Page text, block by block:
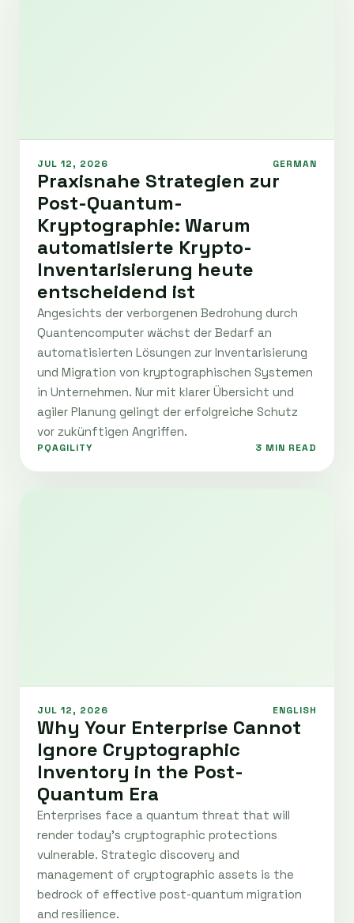
JUL 12, 2026 GERMAN
Praxisnahe Strategien zur
Post-Quantum-
Kryptographie: Warum
automatisierte Krypto-
Inventarisierung heute
entscheidend ist
Angesichts der verborgenen Bedrohung durch
Quantencomputer wächst der Bedarf an
automatisierten Lösungen zur Inventarisierung
und Migration von kryptographischen Systemen
in Unternehmen. Nur mit klarer Übersicht und
agiler Planung gelingt der erfolgreiche Schutz
vor zukünftigen Angriffen.
PQAGILITY 3 MIN READ
JUL 12, 2026 ENGLISH
Why Your Enterprise Cannot
Ignore Cryptographic
Inventory in the Post-
Quantum Era
Enterprises face a quantum threat that will
render today's cryptographic protections
vulnerable. Strategic discovery and
management of cryptographic assets is the
bedrock of effective post-quantum migration
and resilience.